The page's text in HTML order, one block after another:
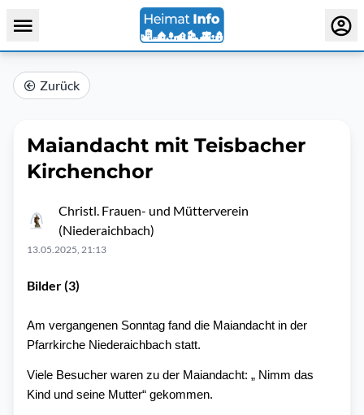
Zurück
Maiandacht mit Teisbacher
Kirchenchor
Christl. Frauen- und Mütterverein
(Niederaichbach)
13.05.2025, 21:13
Bilder (3)
Am vergangenen Sonntag fand die Maiandacht in der
Pfarrkirche Niederaichbach statt.
Viele Besucher waren zu der Maiandacht: „ Nimm das
Kind und seine Mutter“ gekommen.